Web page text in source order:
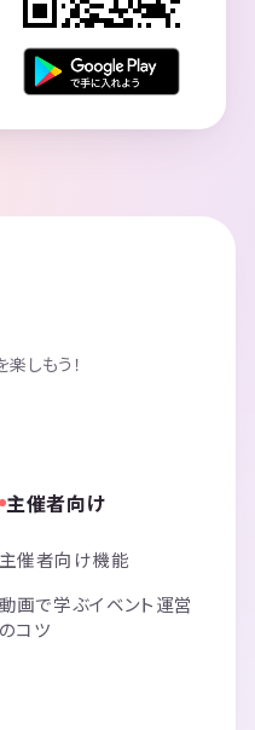
しもう！
主催者向け
主催者向け機能
動画で学ぶイベント運営
のコツ